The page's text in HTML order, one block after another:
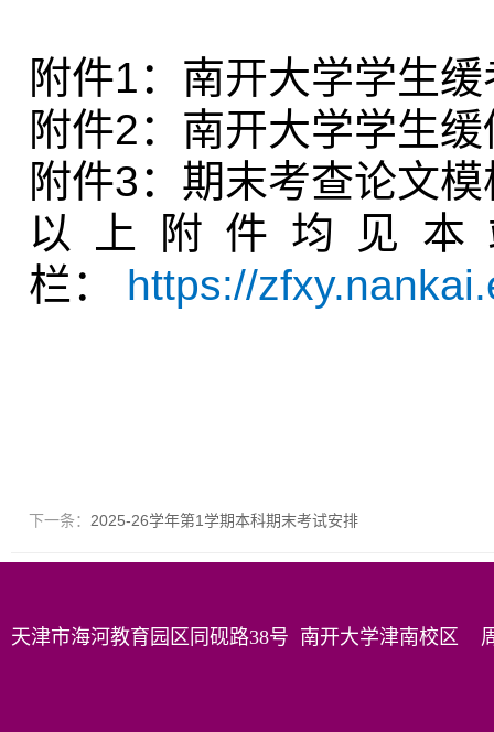
附件1：南开大学学生
附件2：南开大学学生
附件3：期末考查论文模
以上附件均见
栏：
https://
下一条： 2025-26学年第1学期本科期末考试安排
天津市海河教育园区同砚路38号 南开大学津南校区